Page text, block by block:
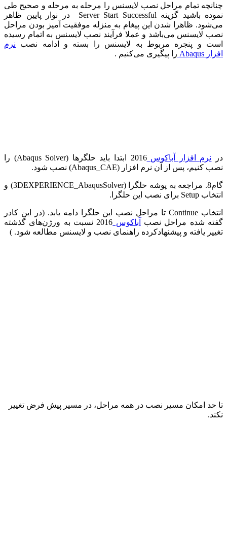
چنانچه تمام مراحل نصب لایسنس را مرحله به مرحله و صحیح طی
نموده باشید گزینه Server Start Successful
در نوار پایین ظاهر
می‌شود. ظاهرا شدن این پیغام به منزله موفقیت آمیز بودن مراحل
نصب لایسنس می‌باشد و عملا فرآیند نصب لایسنس به اتمام رسیده
است و پنجره مربوط به لایسنس را بسته و ادامه نصب نرم
افزار Abaqus را پیگیری می‌کنیم .
در نرم افزار آباکوس2016 ابتدا باید حلگرها ( Abaqus Solver) را
نصب کنیم، پس از آن نرم افزار (Abaqus_CAE) نصب شود.
گام8. مراجعه به پوشه حلگرا ( 3DEXPERIENCE_AbaqusSolver) و
انتخاب Setup برای نصب این حلگرا.
انتخاب Continueتا مراحل نصب این حلگرا دامه یابد. (در این کادر
گفته شده مراحل نصب
آباکوس
2016 نسبت به ورژن‌های گذشته
تغییر یافته و پیشنهادکرده راهنمای نصب و لایسنس مطالعه شود. )
تا حد امکان مسیر نصب در همه مراحل، در مسیر پیش فرض تغییر
نکند.